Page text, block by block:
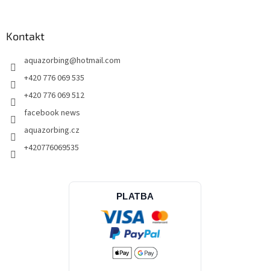
Kontakt
aquazorbing@hotmail.com
+420 776 069 535
+420 776 069 512
facebook news
aquazorbing.cz
+420776069535
PLATBA